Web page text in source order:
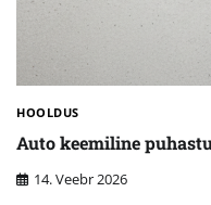
HOOLDUS
Auto keemiline
14. Veebr 2026